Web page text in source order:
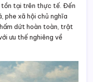
tại trên thực tế. Đến
phe xã hội chủ nghĩa
dứt hoàn toàn, trật
ưu thế nghiêng về